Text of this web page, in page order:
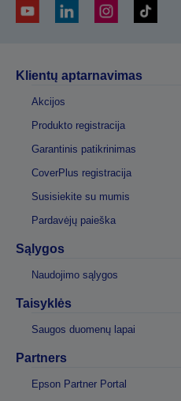
Klientų aptarnavimas
Akcijos
Produkto registracija
Garantinis patikrinimas
CoverPlus registracija
Susisiekite su mumis
Pardavėjų paieška
Sąlygos
Naudojimo sąlygos
Taisyklės
Saugos duomenų lapai
Partners
Epson Partner Portal